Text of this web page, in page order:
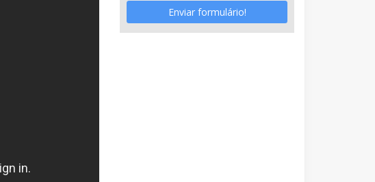
Enviar formulário!